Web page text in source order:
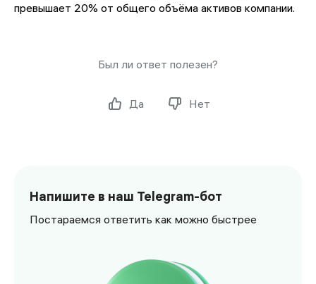
превышает 20% от общего объёма активов компании.
Был ли ответ полезен?
Да Нет
Напишите в наш Telegram-бот
Постараемся ответить как можно быстрее